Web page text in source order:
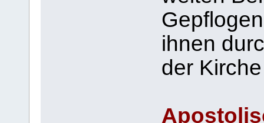
ihnen
der